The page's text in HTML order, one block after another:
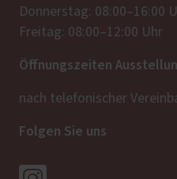
Donnerstag: 08:00–16:00
Freitag: 08:00–12:00 Uhr
Öffnungszeiten
nach telefonischer
Folgen Sie uns